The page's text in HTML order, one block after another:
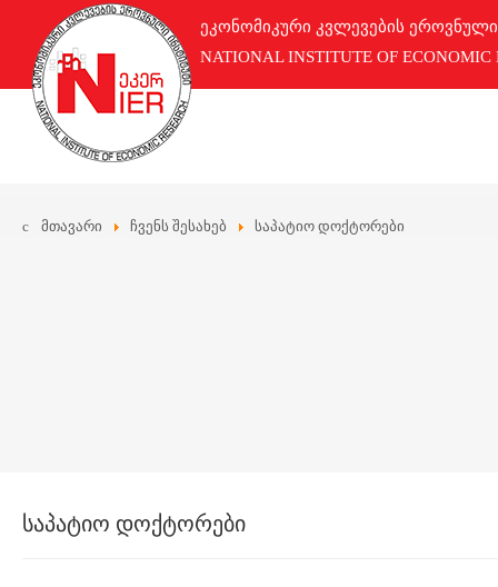
ეკონომიკური კვლევების
NATIONAL INSTITUTE OF ECONOMIC
მთავარი ჩვენს შესახებ საპატიო დოქტორები
საპატიო დოქტორები